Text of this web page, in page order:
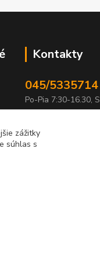
Kontakty
045/5335714
Po-Pia 7:30-16.30,
zážitky
súhlas s